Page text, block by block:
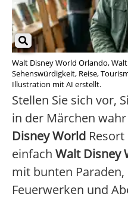
Walt Disney World Orlando,
Sehenswürdigkeit, Reise,
Illustration mit AI erstellt.
Stellen Sie sich vor,
in der Märchen
Disney World Resort
einfach Walt Disney
mit bunten
Feuerwerken und